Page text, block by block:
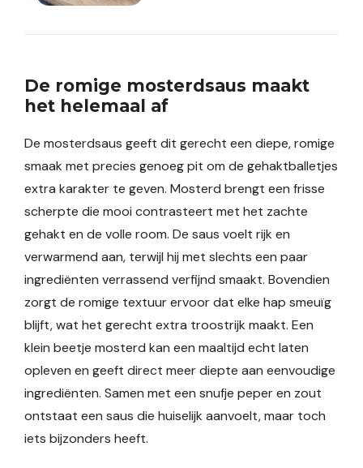
De romige mosterdsaus maakt
het helemaal af
De mosterdsaus geeft dit gerecht een diepe, romige
smaak met precies genoeg pit om de gehaktballetjes
extra karakter te geven. Mosterd brengt een frisse
scherpte die mooi contrasteert met het zachte
gehakt en de volle room. De saus voelt rijk en
verwarmend aan, terwijl hij met slechts een paar
ingrediënten verrassend verfijnd smaakt. Bovendien
zorgt de romige textuur ervoor dat elke hap smeuïg
blijft, wat het gerecht extra troostrijk maakt. Een
klein beetje mosterd kan een maaltijd echt laten
opleven en geeft direct meer diepte aan eenvoudige
ingrediënten. Samen met een snufje peper en zout
ontstaat een saus die huiselijk aanvoelt, maar toch
iets bijzonders heeft.